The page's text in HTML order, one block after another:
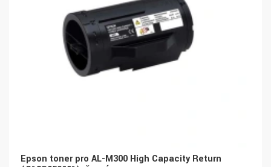
Epson toner pro AL-M300 High Capacity Return